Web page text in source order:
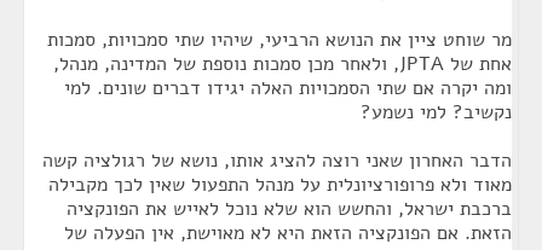
מר שוחט ציין את הנושא הרביעי, שיהיו שתי סמכויות, סמכות
אחת של JPTA, ולאחר מכן סמכות נוספת של המדינה, מנהל,
ומה יקרה אם שתי הסמכויות האלה יגידו דברים שונים. למי
נקשיב? למי נשמע?
הדבר האחרון שאני רוצה להציג אותו, נושא של רגולציה קשה
מאוד ולא פרופורציונלית על מנהל התפעול שאין לכך מקבילה
ברכבת ישראל, והחשש הוא שלא נוכל לאייש את הפונקציה
הזאת. אם הפונקציה הזאת היא לא מאוישת, אין הפעלה של